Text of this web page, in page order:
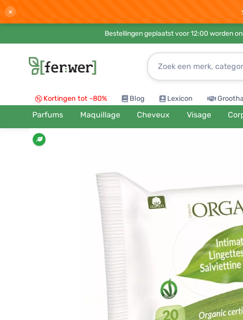
×
Bestellingen geplaatst voor 12:00 worden
Kortingen tot -80% Blog Lexicon
Parfums Maquillage Cheveux Visage